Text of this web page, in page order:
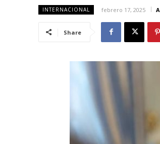
INTERNACIONAL febrero 17, 2025
Share